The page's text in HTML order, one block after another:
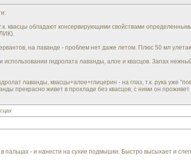
квасцы обладают консервирующими свойствами
на лаванде - проблем нет даже летом. Плюс 50 мл
использовании гидролата лаванды, алое и квасцов. Запах
лаванды, квасцы+алое+глицерин - на глаз, т.к. рука уже
прекрасно живет в прохладе без квасцов, с ними он
пальцах - и нанести на сухие подмышки. Быстро высыхает и